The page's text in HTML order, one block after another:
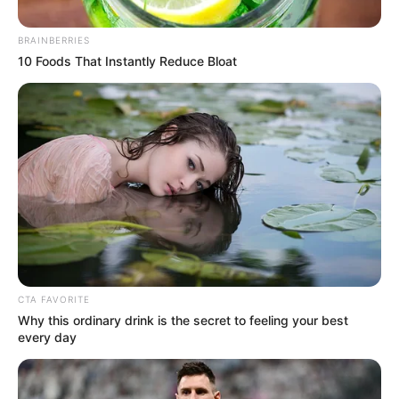
Foto/ Hugo Romero
Parque solar INTI I.
Por:
Jairo Alonso Pérez Delgado
Mayo 7, 2025
BRAINBERRIES
10 Foods That Instantly Reduce Bloat
CTA FAVORITE
Why this ordinary drink is the secret to feeling your best
every day